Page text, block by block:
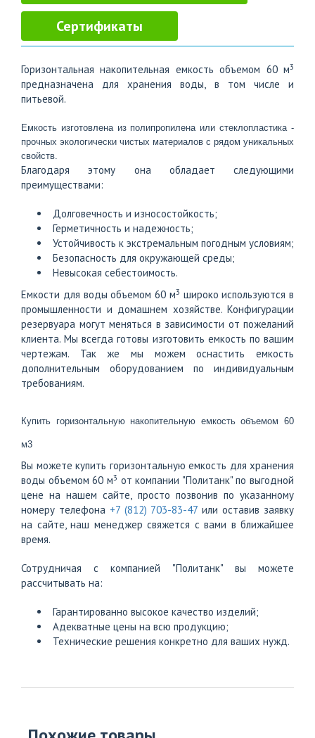
Сертификаты
Горизонтальная накопительная емкость объемом 60 м3
предназначена для хранения воды, в том числе и
питьевой.
Емкость изготовлена из полипропилена или стеклопластика -
прочных экологически чистых материалов c рядом уникальных
свойств.
Благодаря этому она обладает следующими
преимуществами:
Долговечность и износостойкость;
Герметичность и надежность;
Устойчивость к экстремальным погодным условиям;
Безопасность для окружающей среды;
Невысокая себестоимость.
Емкости для воды объемом 60 м3 широко используются в
промышленности и домашнем хозяйстве. Конфигурации
резервуара могут меняться в зависимости от пожеланий
клиента. Мы всегда готовы изготовить емкость по вашим
чертежам. Так же мы можем оснастить емкость
дополнительным оборудованием по индивидуальным
требованиям.
Купить горизонтальную накопительную емкость объемом 60
м3
Вы можете купить горизонтальную емкость для хранения
воды объемом 60 м3 от компании "Политанк" по выгодной
цене на нашем сайте, просто позвонив по указанному
номеру телефона +7 (812) 703-83-47 или оставив заявку
на сайте, наш менеджер свяжется с вами в ближайшее
время.
Сотрудничая с компанией "Политанк" вы можете
рассчитывать на:
Гарантированно высокое качество изделий;
Адекватные цены на всю продукцию;
Технические решения конкретно для ваших нужд.